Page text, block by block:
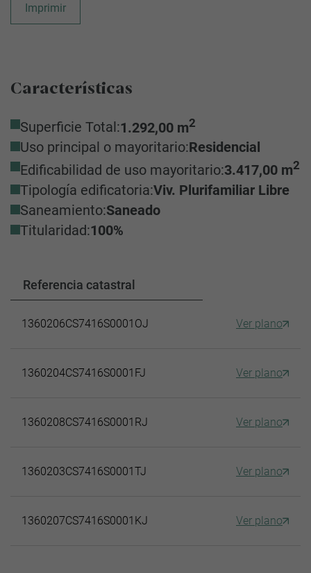
Imprimir
Características
Superficie Total:1.292,00 m2
Uso principal o mayoritario:Residencial
Edificabilidad de uso mayoritario:3.417,00 m2
Tipología edificatoria:Viv. Plurifamiliar Libre
Saneamiento:Saneado
Titularidad:100%
Referencia catastral
1360206CS7416S0001OJ Ver plano
1360204CS7416S0001FJ Ver plano
1360208CS7416S0001RJ Ver plano
1360203CS7416S0001TJ Ver plano
1360207CS7416S0001KJ Ver plano